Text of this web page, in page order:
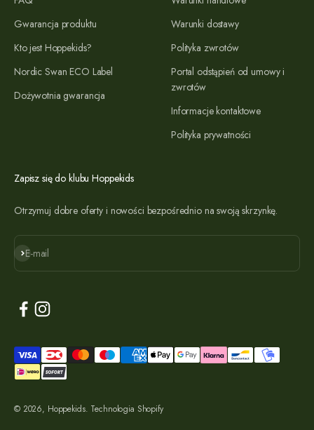
Gwarancja produktu
Kto jest Hoppekids?
Nordic Swan ECO Label
Dożywotnia gwarancja
Warunki dostawy
Polityka zwrotów
Portal odstąpień od umowy i
zwrotów
Informacje kontaktowe
Polityka prywatności
Zapisz się do klubu Hoppekids
Otrzymuj dobre oferty i nowości bezpośrednio na swoją skrzynkę.
E-mail
Subskrybuj
© 2026, Hoppekids. Technologia Shopify